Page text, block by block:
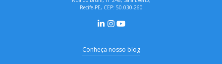
Brenda Esthefany Messias Avelino
Camila Danielle do Nascimento Silva
Guilherme Bandeira da Silva
Recife-PE, CEP: 50.030-260
Conheça nosso blog